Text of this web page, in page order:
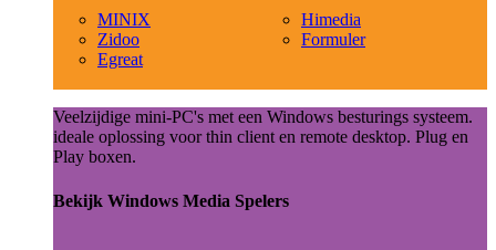
MINIX
Zidoo
Egreat
Himedia
Formuler
Veelzijdige mini-PC's met een Windows besturings systeem.
ideale oplossing voor thin client en remote desktop. Plug en
Play boxen.
Bekijk Windows Media Spelers